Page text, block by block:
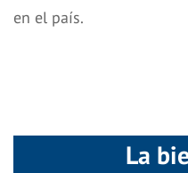
en el país.
La